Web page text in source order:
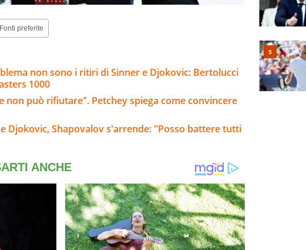
Fonti preferite
non sono i ritiri di Sinner e Djokovic: Bertolucci
1000
non può rifiutare". Petchey spiega come convincere
Djokovic, Shapovalov s'arrende: "Posso battere tutti